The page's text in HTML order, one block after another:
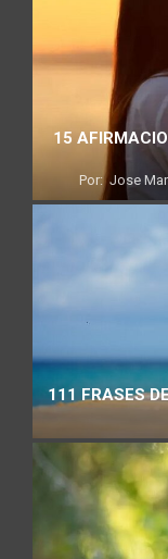
15
Por: Jose
111 FRASES